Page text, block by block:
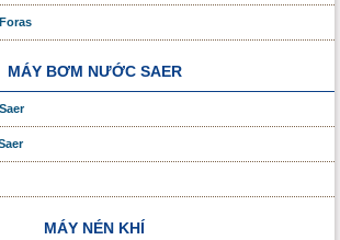
MÁY BƠM NƯỚC SAER
MÁY NÉN KHÍ